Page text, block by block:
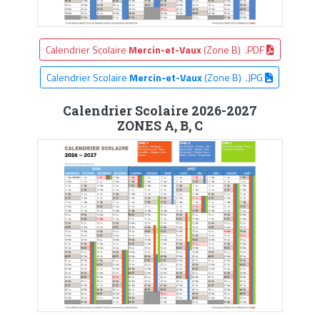
Calendrier Scolaire Mercin-et-Vaux(Zone B) .PDF
Calendrier Scolaire Mercin-et-Vaux(Zone B) .JPG
Calendrier Scolaire 2026-2027
ZONES A, B, C